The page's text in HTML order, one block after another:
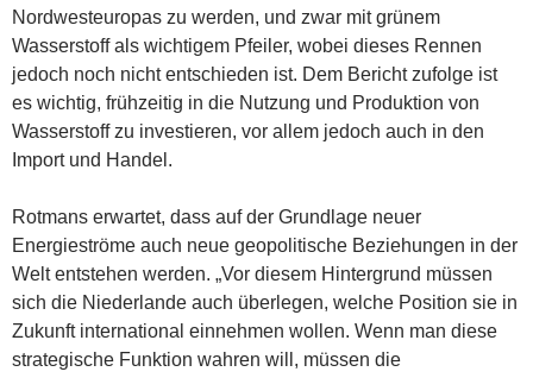
Nordwesteuropas zu werden, und zwar mit grünem
Wasserstoff als wichtigem Pfeiler, wobei dieses Rennen
jedoch noch nicht entschieden ist. Dem Bericht zufolge ist
es wichtig, frühzeitig in die Nutzung und Produktion von
Wasserstoff zu investieren, vor allem jedoch auch in den
Import und Handel.
Rotmans erwartet, dass auf der Grundlage neuer
Energieströme auch neue geopolitische Beziehungen in der
Welt entstehen werden. „Vor diesem Hintergrund müssen
sich die Niederlande auch überlegen, welche Position sie in
Zukunft international einnehmen wollen. Wenn man diese
strategische Funktion wahren will, müssen die